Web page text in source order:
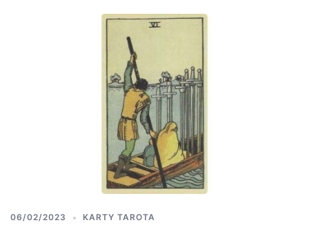
06/02/2023 KARTY TAROTA